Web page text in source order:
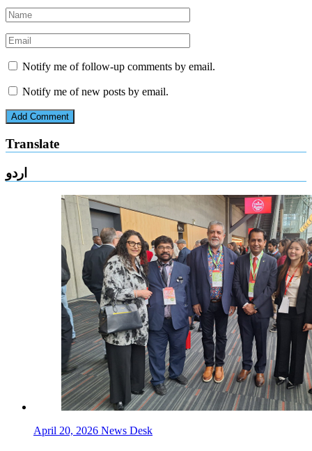
Notify me of follow-up comments by email.
Notify me of new posts by email.
Translate
اردو
April 20, 2026 News Desk